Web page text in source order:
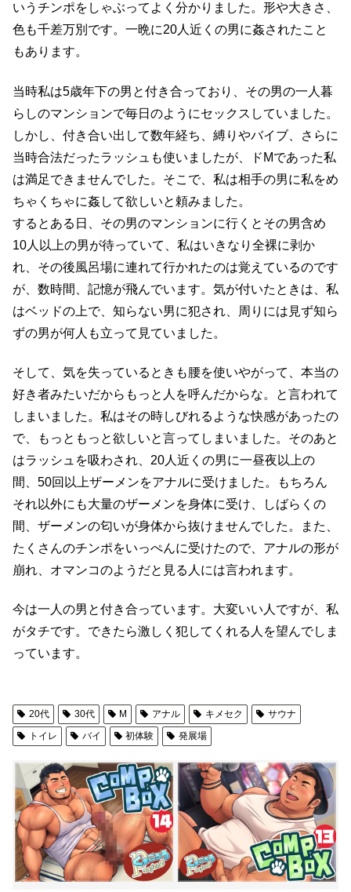
いうチンポをしゃぶってよく分かりました。形や大きさ、
色も千差万別です。一晩に20人近くの男に姦されたこと
もあります。
当時私は5歳年下の男と付き合っており、その男の一人暮
らしのマンションで毎日のようにセックスしていました。
しかし、付き合い出して数年経ち、縛りやバイブ、さらに
当時合法だったラッシュも使いましたが、ドMであった私
は満足できませんでした。そこで、私は相手の男に私をめ
ちゃくちゃに姦して欲しいと頼みました。
するとある日、その男のマンションに行くとその男含め
10人以上の男が待っていて、私はいきなり全裸に剥か
れ、その後風呂場に連れて行かれたのは覚えているのです
が、数時間、記憶が飛んでいます。気が付いたときは、私
はベッドの上で、知らない男に犯され、周りには見ず知ら
ずの男が何人も立って見ていました。
そして、気を失っているときも腰を使いやがって、本当の
好き者みたいだからもっと人を呼んだからな。と言われて
しまいました。私はその時しびれるような快感があったの
で、もっともっと欲しいと言ってしまいました。そのあと
はラッシュを吸わされ、20人近くの男に一昼夜以上の
間、50回以上ザーメンをアナルに受けました。もちろん
それ以外にも大量のザーメンを身体に受け、しばらくの
間、ザーメンの匂いが身体から抜けませんでした。また、
たくさんのチンポをいっぺんに受けたので、アナルの形が
崩れ、オマンコのようだと見る人には言われます。
今は一人の男と付き合っています。大変いい人ですが、私
がタチです。できたら激しく犯してくれる人を望んでしま
っています。
20代 30代 M アナル キメセク
サウナ
トイレ
バイ 初体験 発展場